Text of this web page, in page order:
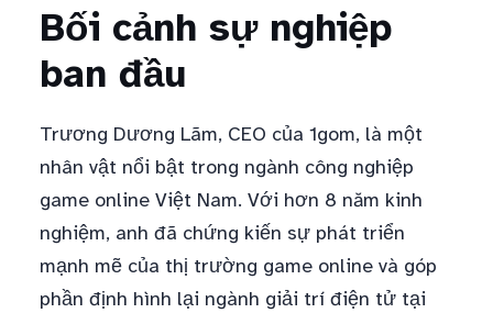
Bối cảnh sự nghiệp
ban đầu
Trương Dương Lãm, CEO của 1gom, là một
nhân vật nổi bật trong ngành công nghiệp
game online Việt Nam. Với hơn 8 năm kinh
nghiệm, anh đã chứng kiến sự phát triển
mạnh mẽ của thị trường game online và góp
phần định hình lại ngành giải trí điện tử tại